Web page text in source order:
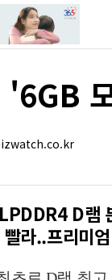
'6GB
D램
라..프리미